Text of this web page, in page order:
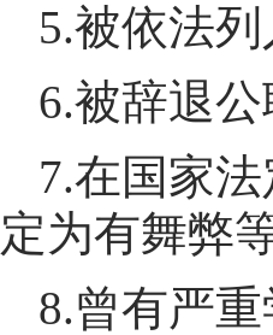
5.被依法
6.被辞退
7.在国家
定为有舞弊
8.曾有严